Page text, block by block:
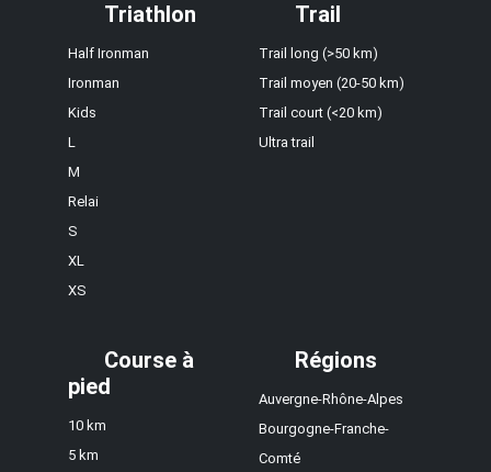
Triathlon
Half Ironman
Ironman
Kids
L
M
Relai
S
XL
XS
Trail
Trail long (>50 km)
Trail moyen (20-50 km)
Trail court (<20 km)
Ultra trail
Course à
pied
10 km
5 km
Régions
Auvergne-Rhône-Alpes
Bourgogne-Franche-
Comté